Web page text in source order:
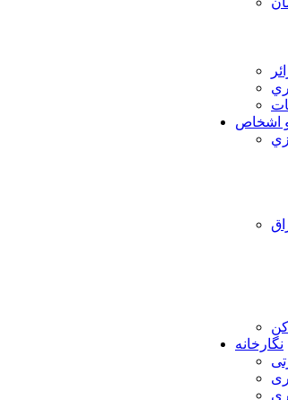
و اشخاص
نگارخانه